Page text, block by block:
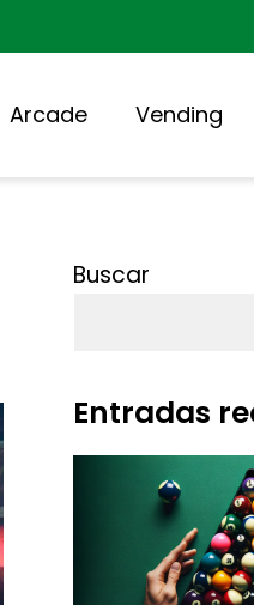
Arcade Vending
Buscar
Entradas